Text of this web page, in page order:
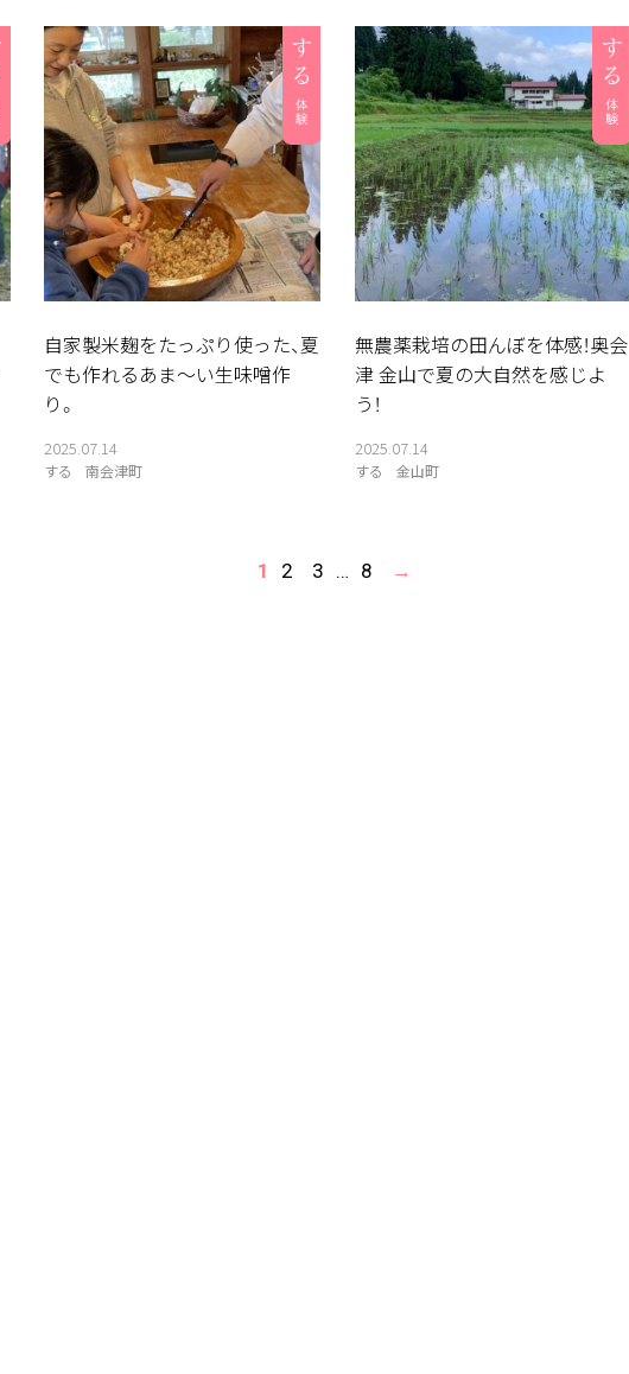
自家製米麹をたっぷり使った、夏
でも作れるあま〜い生味噌作
り。
2025.07.14
する 南会津町
無農薬栽培の田んぼを体感！奥会
津 金山で夏の大自然を感じよ
う！
2025.07.14
する 金山町
1 2 3 … 8 →